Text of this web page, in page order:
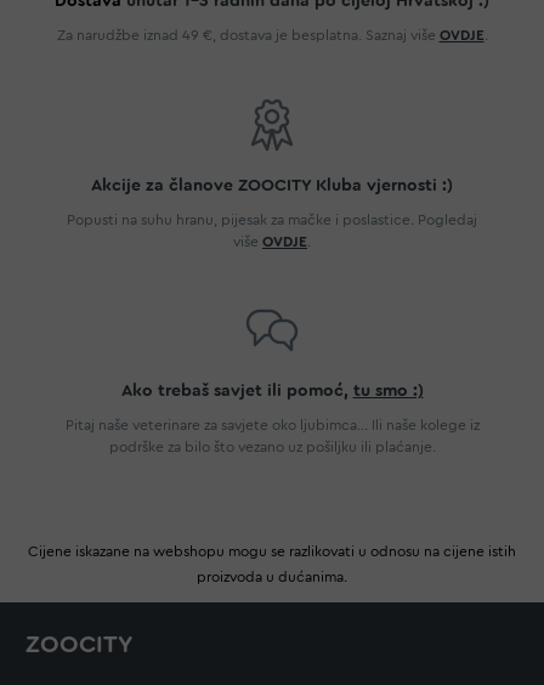
Za narudžbe iznad 49 €, dostava je besplatna. Saznaj više OVDJE
Akcije za članove ZOOCITY Kluba vjernosti :)
Popusti na suhu hranu, pijesak za mačke i poslastice. Pogledaj
više OVDJE
Ako trebaš savjet ili pomoć, tu smo :)
Pitaj naše veterinare za savjete oko ljubimca... Ili naše kolege iz
podrške za bilo što vezano uz pošiljku ili plaćanje.
Cijene iskazane na webshopu mogu se razlikovati u odnosu na cijene istih
proizvoda u dućanima.
ZOOCITY